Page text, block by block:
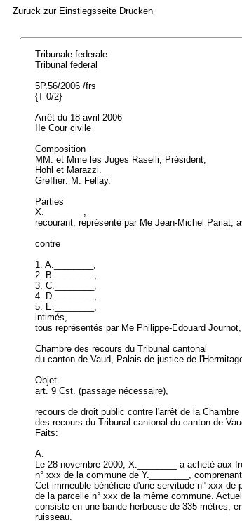
Zurück zur Einstiegsseite Drucken
Tribunale federale
Tribunal federal
5P.56/2006 /frs
{T 0/2}
Arrêt du 18 avril 2006
IIe Cour civile
Composition
MM. et Mme les Juges Raselli, Président,
Hohl et Marazzi.
Greffier: M. Fellay.
Parties
X.________,
recourant, représenté par Me Jean-Michel Pariat,
contre
1. A.________,
2. B.________,
3. C.________,
4. D.________,
5. E.________,
intimés,
tous représentés par Me Philippe-Edouard
Chambre des recours du Tribunal cantonal
du canton de Vaud, Palais de justice de
Objet
art. 9 Cst. (passage nécessaire),
recours de droit public contre l'arrêt de la Chambre
des recours du Tribunal cantonal du canton de
Faits:
A.
Le 28 novembre 2000, X.________ a acheté aux
n° xxx de la commune de Y.________,
Cet immeuble bénéficie d'une servitude n° xxx
de la parcelle n° xxx de la même commune.
consiste en une bande herbeuse de 335 mètres,
ruisseau.